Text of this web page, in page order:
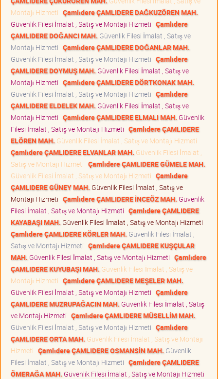
Montajı Hizmeti Çamlıdere ÇAMLIDERE DAĞKUZÖREN MAH.
Güvenlik Filesi İmalat , Satış ve Montajı Hizmeti Çamlıdere
ÇAMLIDERE DOĞANCI MAH. Güvenlik Filesi İmalat , Satış ve
Montajı Hizmeti Çamlıdere ÇAMLIDERE DOĞANLAR MAH.
Güvenlik Filesi İmalat , Satış ve Montajı Hizmeti Çamlıdere
ÇAMLIDERE DOYMUŞ MAH. Güvenlik Filesi İmalat , Satış ve
Montajı Hizmeti Çamlıdere ÇAMLIDERE DÖRTKONAK MAH.
Güvenlik Filesi İmalat , Satış ve Montajı Hizmeti Çamlıdere
ÇAMLIDERE ELDELEK MAH. Güvenlik Filesi İmalat , Satış ve
Montajı Hizmeti Çamlıdere ÇAMLIDERE ELMALI MAH. Güvenlik
Filesi İmalat , Satış ve Montajı Hizmeti Çamlıdere ÇAMLIDERE
ELÖREN MAH. Güvenlik Filesi İmalat , Satış ve Montajı Hizmeti
Çamlıdere ÇAMLIDERE ELVANLAR MAH. Güvenlik Filesi İmalat ,
Satış ve Montajı Hizmeti Çamlıdere ÇAMLIDERE GÜMELE MAH.
Güvenlik Filesi İmalat , Satış ve Montajı Hizmeti Çamlıdere
ÇAMLIDERE GÜNEY MAH. Güvenlik Filesi İmalat , Satış ve
Montajı Hizmeti Çamlıdere ÇAMLIDERE İNCEÖZ MAH. Güvenlik
Filesi İmalat , Satış ve Montajı Hizmeti Çamlıdere ÇAMLIDERE
KAYABAŞI MAH. Güvenlik Filesi İmalat , Satış ve Montajı Hizmeti
Çamlıdere ÇAMLIDERE KÖRLER MAH. Güvenlik Filesi İmalat ,
Satış ve Montajı Hizmeti Çamlıdere ÇAMLIDERE KUŞÇULAR
MAH. Güvenlik Filesi İmalat , Satış ve Montajı Hizmeti Çamlıdere
ÇAMLIDERE KUYUBAŞI MAH. Güvenlik Filesi İmalat , Satış ve
Montajı Hizmeti Çamlıdere ÇAMLIDERE MEŞELER MAH.
Güvenlik Filesi İmalat , Satış ve Montajı Hizmeti Çamlıdere
ÇAMLIDERE MUZRUPAĞACIN MAH. Güvenlik Filesi İmalat , Satış
ve Montajı Hizmeti Çamlıdere ÇAMLIDERE MÜSELLİM MAH.
Güvenlik Filesi İmalat , Satış ve Montajı Hizmeti Çamlıdere
ÇAMLIDERE ORTA MAH. Güvenlik Filesi İmalat , Satış ve Montajı
Hizmeti Çamlıdere ÇAMLIDERE OSMANSİN MAH. Güvenlik
Filesi İmalat , Satış ve Montajı Hizmeti Çamlıdere ÇAMLIDERE
ÖMERAĞA MAH. Güvenlik Filesi İmalat , Satış ve Montajı Hizmeti